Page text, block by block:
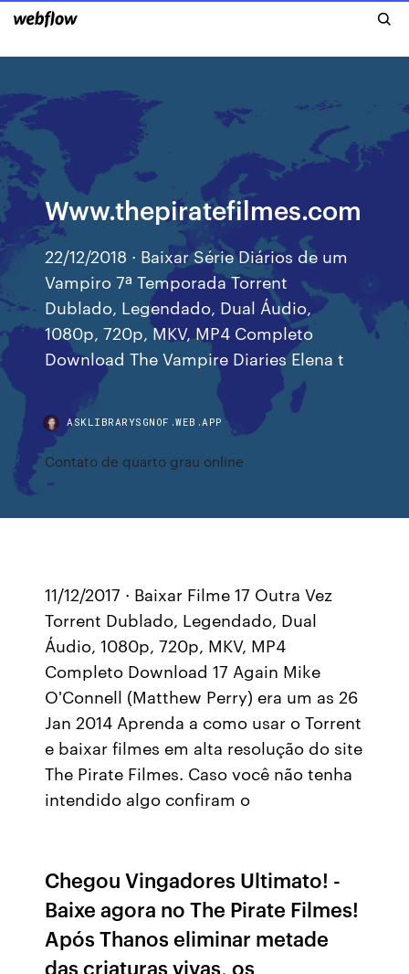
Www.thepiratefilmes.com
22/12/2018 · Baixar Série Diários de um
Vampiro 7ª Temporada Torrent
Dublado, Legendado, Dual Áudio,
1080p, 720p, MKV, MP4 Completo
Download The Vampire Diaries Elena t
ASKLIBRARYSGNOF.WEB.APP
Contato de quarto grau online
11/12/2017 · Baixar Filme 17 Outra Vez
Torrent Dublado, Legendado, Dual
Áudio, 1080p, 720p, MKV, MP4
Completo Download 17 Again Mike
O'Connell (Matthew Perry) era um as 26
Jan 2014 Aprenda a como usar o Torrent
e baixar filmes em alta resolução do site
The Pirate Filmes. Caso você não tenha
intendido algo confiram o
Chegou Vingadores Ultimato! -
Baixe agora no The Pirate Filmes!
Após Thanos eliminar metade
das criaturas vivas, os